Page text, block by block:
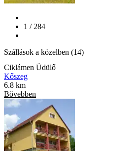
1 / 284
Szállások a közelben (14)
Ciklámen Üdülő
Kőszeg
6.8 km
Bővebben